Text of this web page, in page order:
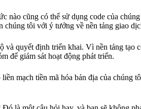
nào cũng có thể sử dụng code của
tôi với ý tưởng về nền tảng giao
quyết định triển khai. Vì nền tảng tạo
để giám sát hoạt động phát triển.
mạch tiền mã hóa bản địa của chúng